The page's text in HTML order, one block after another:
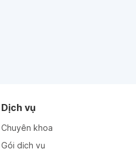
Dịch vụ
Chuyên khoa
Gói dịch vụ